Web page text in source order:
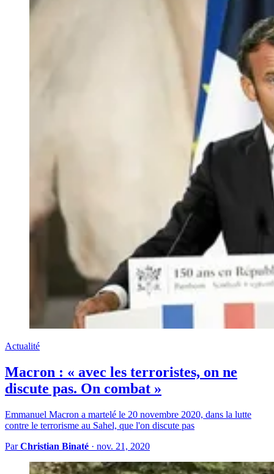
Actualité
Macron : « avec les terroristes, on ne
discute pas. On combat »
Emmanuel Macron a martelé le 20 novembre 2020, dans la lutte
contre le terrorisme au Sahel, que l'on discute pas
ParChristian Binaté · nov. 21, 2020